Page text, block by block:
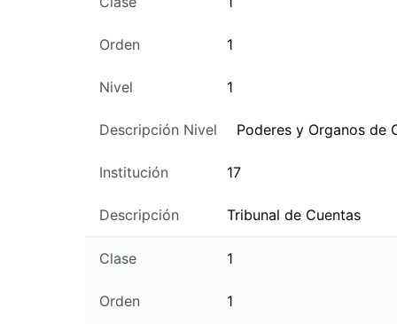
Orden 1
Nivel 1
Descripción Nivel Poderes y Organos de
Institución 17
Descripción Tribunal de Cuentas
Clase 1
Orden 1